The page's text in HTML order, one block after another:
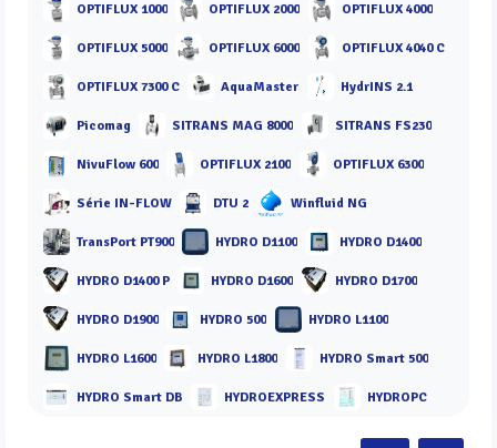
OPTIFLUX 1000 OPTIFLUX 2000 OPTIFLUX 4000
OPTIFLUX 5000 OPTIFLUX 6000 OPTIFLUX 4040 C
OPTIFLUX 7300 C AquaMaster HydrINS 2.1
Picomag SITRANS MAG 8000 SITRANS FS230
NivuFlow 600 OPTIFLUX 2100 OPTIFLUX 6300
Série IN-FLOW DTU 2 Winfluid NG
TransPort PT900 HYDRO D1100 HYDRO D1400
HYDRO D1400 P HYDRO D1600 HYDRO D1700
HYDRO D1900 HYDRO 500 HYDRO L1100
HYDRO L1600 HYDRO L1800 HYDRO Smart 500
HYDRO Smart DB HYDROEXPRESS HYDROPC